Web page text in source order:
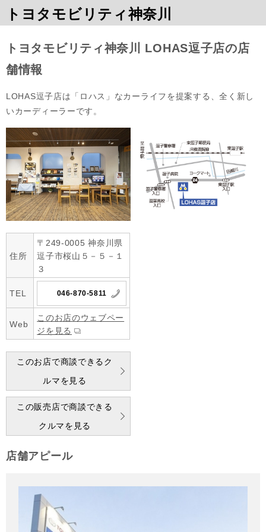
トヨタモビリティ神奈川
トヨタモビリティ神奈川 LOHAS逗子店の店
舗情報
LOHAS逗子店は「ロハス」なカーライフを提案する、全く新し
いカーディーラーです。
住所
〒249-0005 神奈川県
逗子市桜山５－５－１
３
TEL 046-870-5811
Web
このお店のウェブペー
ジを見る
このお店で商談できるク
ルマを見る
この販売店で商談できる
クルマを見る
店舗アピール